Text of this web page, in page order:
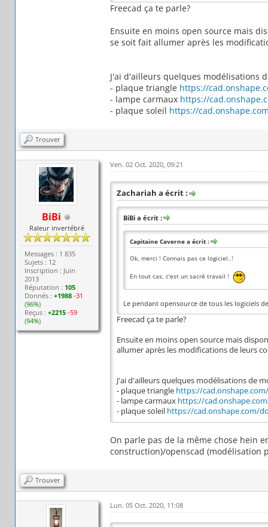
Freecad ça te parle?
Ensuite en moins open source mais
se soit fait allumer après les
J'ai d'ailleurs quelques modélisations
- plaque triangle https://
- lampe carmaux https://
- plaque soleil https://
Trouver
BiBi
Raleur invertébré
Messages : 1 835
Sujets : 12
Inscription : Juin
2013
Réputation : 105
Donnés :+1988 -31
(96%)
Reçus :+2215 -59
(94%)
Ven. 02 Oct. 2020, 09:21
Zachariah a écrit :
BiBi a écrit :
Capitaine Caverne a écrit :
Ok, merci ! Connais pas ce logiciel..!
En tout cas, c'est un sacré travail !
Le pendant opensource de tous les logiciels
Freecad ça te parle?
Ensuite en moins open source mais
allumer après les modifications de leurs
J'ai d'ailleurs quelques modélisations de
- plaque triangle https://
- lampe carmaux https://
- plaque soleil https://cad.onshape.com/
On parle pas de la même chose hein
construction)/openscad (modélisation
Trouver
Lun. 05 Oct. 2020, 11:08